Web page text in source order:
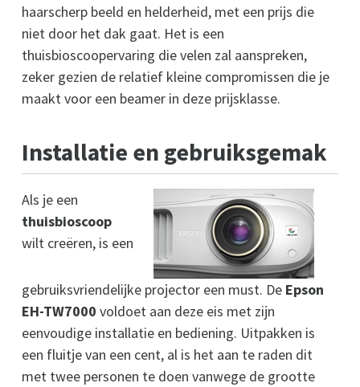
haarscherp beeld en helderheid, met een prijs die
niet door het dak gaat. Het is een
thuisbioscoopervaring die velen zal aanspreken,
zeker gezien de relatief kleine compromissen die je
maakt voor een beamer in deze prijsklasse.
Installatie en gebruiksgemak
Als je een
thuisbioscoop
wilt creëren, is een
gebruiksvriendelijke projector een must. De Epson
EH-TW7000 voldoet aan deze eis met zijn
eenvoudige installatie en bediening. Uitpakken is
een fluitje van een cent, al is het aan te raden dit
met twee personen te doen vanwege de grootte